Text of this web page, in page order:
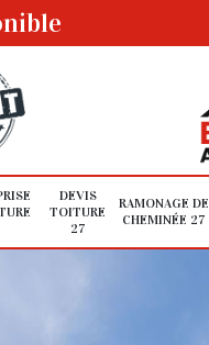
DEVIS
TOITURE
27
RAMONAGE DE
CHEMINÉE 27